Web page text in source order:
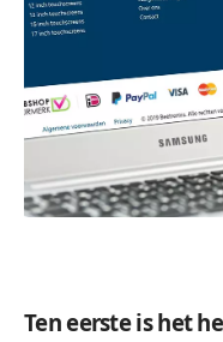
Ten eerste is het